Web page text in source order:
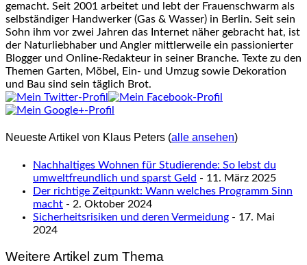
gemacht. Seit 2001 arbeitet und lebt der Frauenschwarm als
selbständiger Handwerker (Gas & Wasser) in Berlin. Seit sein
Sohn ihm vor zwei Jahren das Internet näher gebracht hat, ist
der Naturliebhaber und Angler mittlerweile ein passionierter
Blogger und Online-Redakteur in seiner Branche. Texte zu den
Themen Garten, Möbel, Ein- und Umzug sowie Dekoration
und Bau sind sein täglich Brot.
Neueste Artikel von Klaus Peters (alle ansehen)
Nachhaltiges Wohnen für Studierende: So lebst du
umweltfreundlich und sparst Geld - 11. März 2025
Der richtige Zeitpunkt: Wann welches Programm Sinn
macht - 2. Oktober 2024
Sicherheitsrisiken und deren Vermeidung - 17. Mai
2024
Weitere Artikel zum Thema